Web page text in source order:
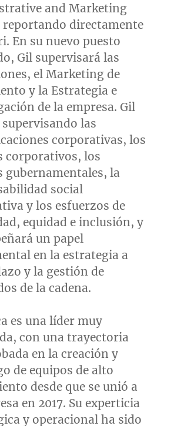
and Marketing
directamente
En su nuevo puesto
Gil supervisará las
el Marketing de
y la Estrategia e
de la empresa. Gil
las
corporativas, los
corporativos, los
gubernamentales, la
social
y los esfuerzos de
equidad e inclusión, y
un papel
en la estrategia a
y la gestión de
de la cadena.
es una líder muy
con una trayectoria
en la creación y
de equipos de alto
desde que se unió a
en 2017. Su experticia
y operacional ha sido